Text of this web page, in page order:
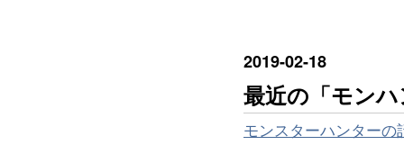
2019-02-18
最近の「モン
モンスターハンターの